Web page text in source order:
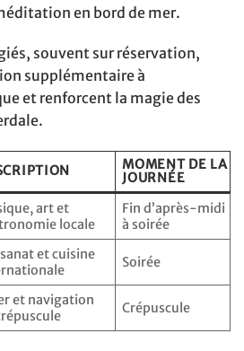
en bord de mer.
souvent sur réservation,
supplémentaire à
et renforcent la magie des
MOMENT DE LA
JOURNÉE
art et
locale
Fin d’après-midi
à soirée
et cuisine
Soirée
et navigation
Crépuscule